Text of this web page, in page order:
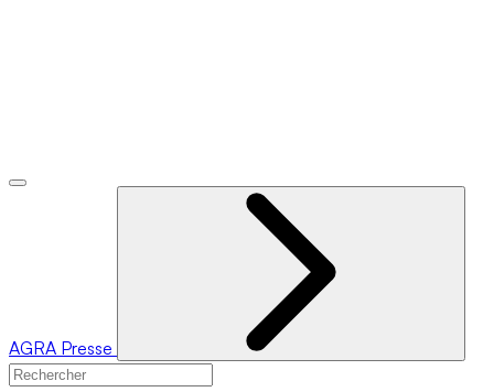
AGRA Presse